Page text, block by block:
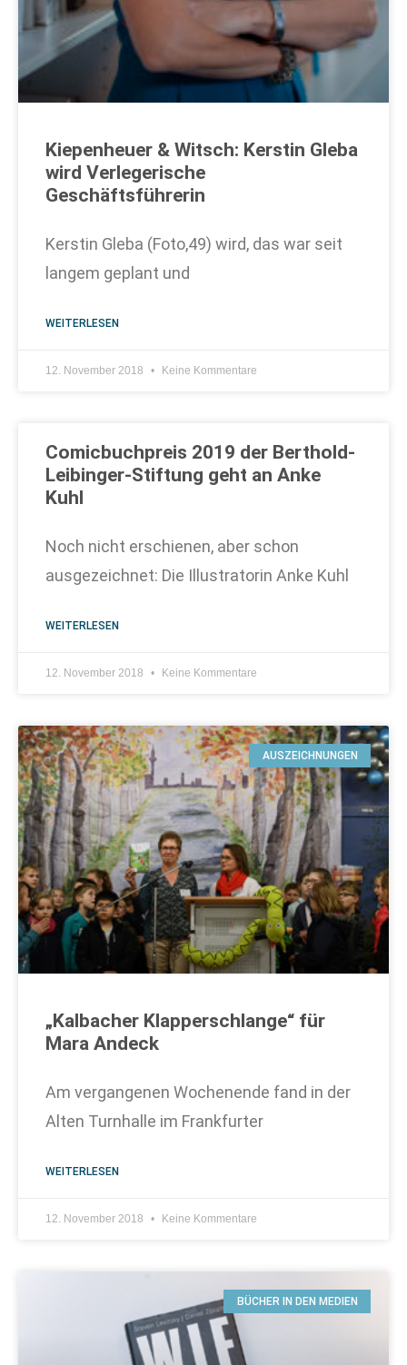
Kiepenheuer & Witsch: Kerstin Gleba
wird Verlegerische
Geschäftsführerin
Kerstin Gleba (Foto,49) wird, das war seit
langem geplant und
WEITERLESEN
12. November 2018 Keine Kommentare
Comicbuchpreis 2019 der Berthold-
Leibinger-Stiftung geht an Anke
Kuhl
Noch nicht erschienen, aber schon
ausgezeichnet: Die Illustratorin Anke Kuhl
WEITERLESEN
12. November 2018 Keine Kommentare
AUSZEICHNUNGEN
„Kalbacher Klapperschlange“ für
Mara Andeck
Am vergangenen Wochenende fand in der
Alten Turnhalle im Frankfurter
WEITERLESEN
12. November 2018 Keine Kommentare
BÜCHER IN DEN MEDIEN